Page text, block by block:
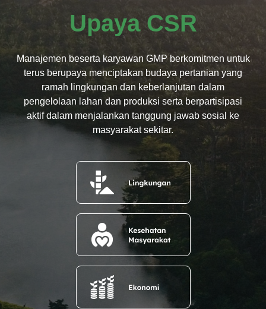
Upaya CSR
Manajemen beserta karyawan GMP berkomitmen untuk
terus berupaya menciptakan budaya pertanian yang
ramah lingkungan dan keberlanjutan dalam
pengelolaan lahan dan produksi serta berpartisipasi
aktif dalam menjalankan tanggung jawab sosial ke
masyarakat sekitar.